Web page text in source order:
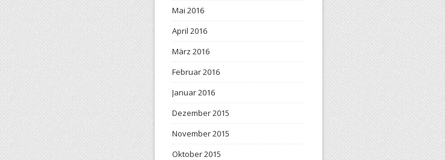
Mai 2016
April 2016
März 2016
Februar 2016
Januar 2016
Dezember 2015
November 2015
Oktober 2015